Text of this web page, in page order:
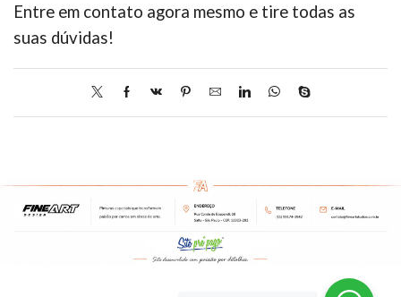
Entre em contato agora mesmo e tire todas as
suas dúvidas!